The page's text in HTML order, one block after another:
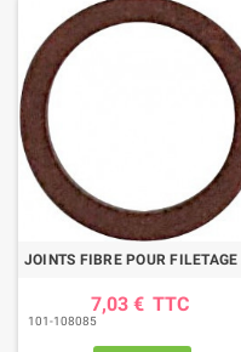
7,03 € TTC
101-108085